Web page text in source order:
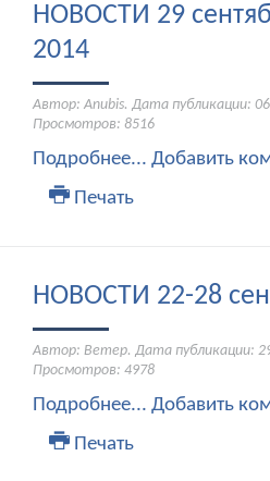
НОВОСТИ 29
2014
Автор: Anubis. Дата публикации:
Просмотров: 8516
Подробнее... Добавить
Печать
НОВОСТИ 22-28
Автор: Ветер. Дата публикации:
Просмотров: 4978
Подробнее... Добавить
Печать